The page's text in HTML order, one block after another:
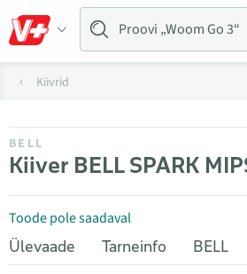
Kiivrid
BELL
Kiiver BELL SPARK
Toode pole saadaval
Ülevaade
Tarneinfo BELL